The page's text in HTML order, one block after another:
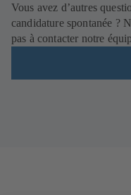
Vous avez d’autres
candidature spontanée ?
pas à contacter notre